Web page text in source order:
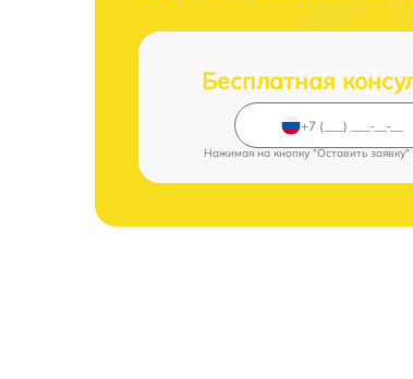
Бесплатная
Нажимая на кнопку "Оставить